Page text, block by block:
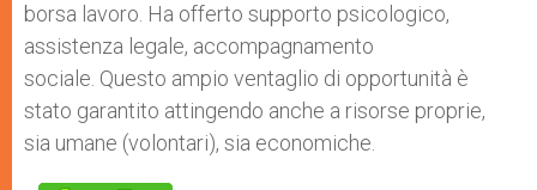
borsa lavoro. Ha offerto supporto psicologico,
assistenza legale, accompagnamento
sociale. Questo ampio ventaglio di opportunità è
stato garantito attingendo anche a risorse proprie,
sia umane (volontari), sia economiche.